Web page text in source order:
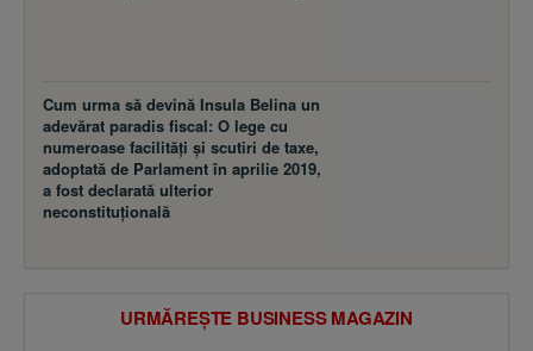
Cum urma să devină Insula Belina un
adevărat paradis fiscal: O lege cu
numeroase facilităţi şi scutiri de taxe,
adoptată de Parlament în aprilie 2019,
a fost declarată ulterior
neconstituţională
URMĂREȘTE BUSINESS MAGAZIN